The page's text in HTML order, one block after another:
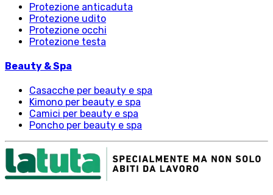
Protezione anticaduta
Protezione udito
Protezione occhi
Protezione testa
Beauty & Spa
Casacche per beauty e spa
Kimono per beauty e spa
Camici per beauty e spa
Poncho per beauty e spa